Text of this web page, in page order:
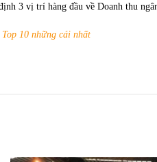
3 vị trí hàng đầu về Doanh thu
10 những cái nhất